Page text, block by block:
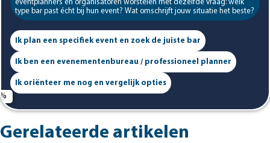
eventplanners en organisatoren worstelen met dezelfde vraag: welk
type bar past écht bij hun event? Wat omschrijft jouw situatie het beste?
Ik plan een specifiek event en zoek de juiste bar
Ik ben een evenementenbureau / professioneel planner
Ik oriënteer me nog en vergelijk opties
Gerelateerde artikelen